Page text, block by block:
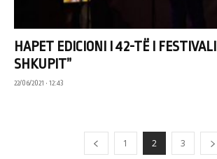
HAPET EDICIONI I 42-TË I
SHKUPIT”
22/06/2021 • 12:43
1 2 3